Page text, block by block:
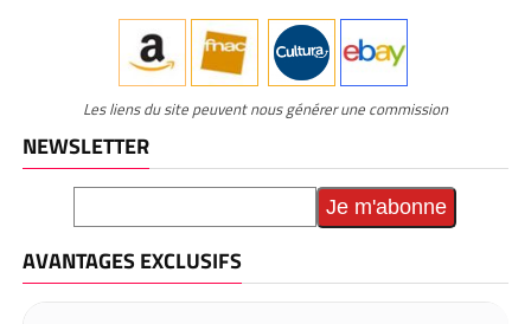
Les liens du site peuvent nous générer une commission
NEWSLETTER
AVANTAGES EXCLUSIFS